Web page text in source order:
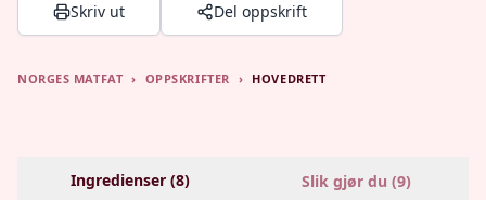
Skriv ut Del oppskrift
NORGES MATFAT › OPPSKRIFTER › HOVEDRETT
Ingredienser (8) Slik gjør du (9)